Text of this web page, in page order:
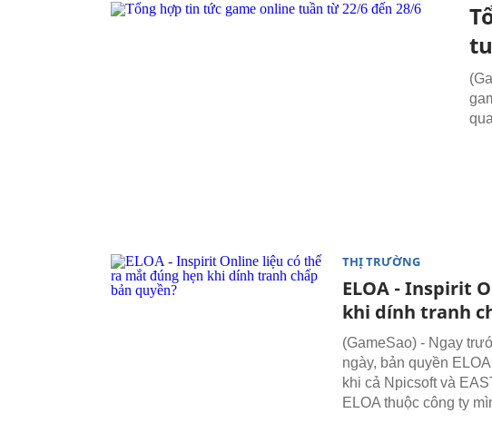
THỊ TRƯỜNG
ELOA - Inspirit
khi dính tranh
(GameSao) - Ngay
ngày, bản quyền
khi cả Npicsoft và
ELOA thuộc công ty